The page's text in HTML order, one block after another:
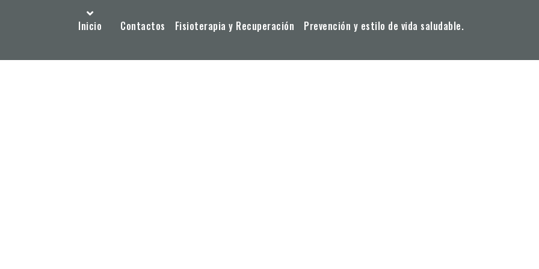
Inicio Contactos Fisioterapia y Recuperación Prevención y estilo de vida saludable.